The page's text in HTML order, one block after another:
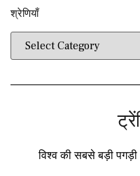
श्रेणियाँ​​
विश्व की सबसे बड़ी